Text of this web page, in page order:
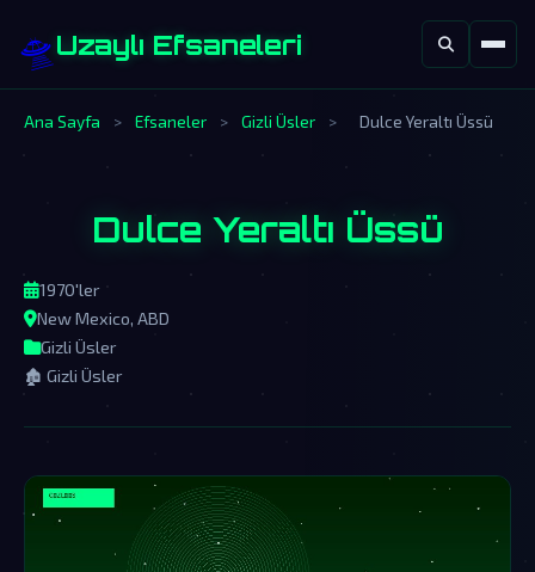
🛸Uzaylı Efsaneleri
Ana Sayfa > Efsaneler > Gizli Üsler > Dulce Yeraltı Üssü
Dulce Yeraltı Üssü
1970'ler
New Mexico, ABD
Gizli Üsler
🏚️ Gizli Üsler